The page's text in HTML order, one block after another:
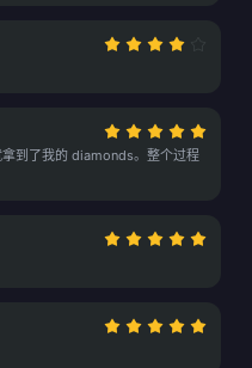
到了我的 diamonds。整个过程